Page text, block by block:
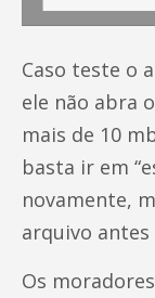
Caso teste o
ele não abra
mais de 10
basta ir em
novamente,
arquivo antes
Os